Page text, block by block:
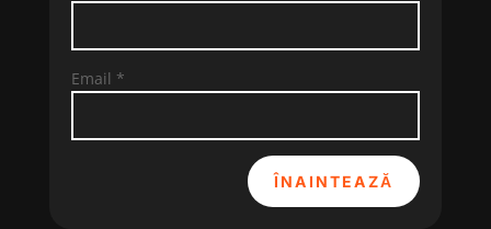
Email *
ÎNAINTEAZĂ